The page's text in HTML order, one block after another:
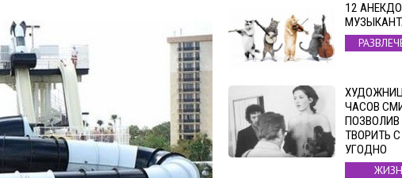
12
ЧАСОВ
ПОЗВОЛИВ
ТВОРИТЬ
УГОДНО